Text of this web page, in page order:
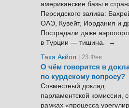
американские базы в
Персидского залива:
ОАЭ, Кувейт, Иордания и
Пострадали даже
в Турции — тишина. →
Таха Акйол | 23 Фев.
О чём говорится в
по курдскому вопросу?
Совместный доклад
парламентской комиссии,
рамках «процесса